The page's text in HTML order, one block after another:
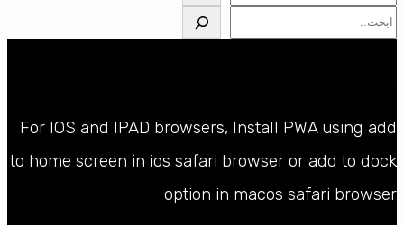
البحث
For IOS and IPAD browsers, Install PWA using add
to home screen in ios safari browser or add to dock
option in macos safari browser